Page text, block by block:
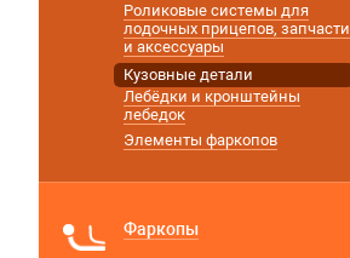
Роликовые системы для
лодочных прицепов, запчасти
и аксессуары
Кузовные детали
Лебёдки и кронштейны
лебедок
Элементы фаркопов
Фаркопы